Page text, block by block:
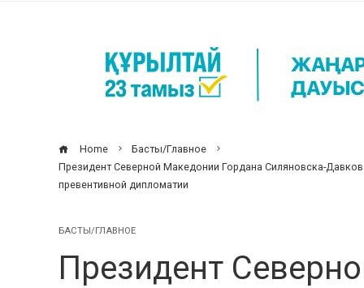
Home
Басты/Главное
Президент Северной Македонии Гордана Силяновска-
превентивной дипломатии
БАСТЫ/ГЛАВНОЕ
Президент